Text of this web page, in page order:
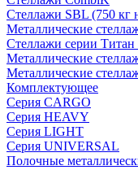
Стеллажи SBL (750 кг
Металлические
Стеллажи серии
Металлические
Металлические
Комплектующее
Серия CARGO
Серия HEAVY
Серия LIGHT
Серия UNIVERSAL
Полочные